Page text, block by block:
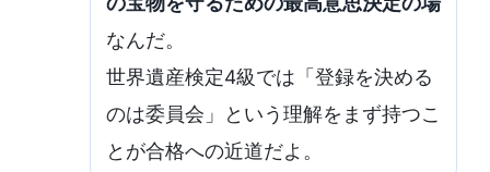
なんだ。
世界遺産検定4級では「登録を決める
のは委員会」という理解をまず持つこ
とが合格への近道だよ。